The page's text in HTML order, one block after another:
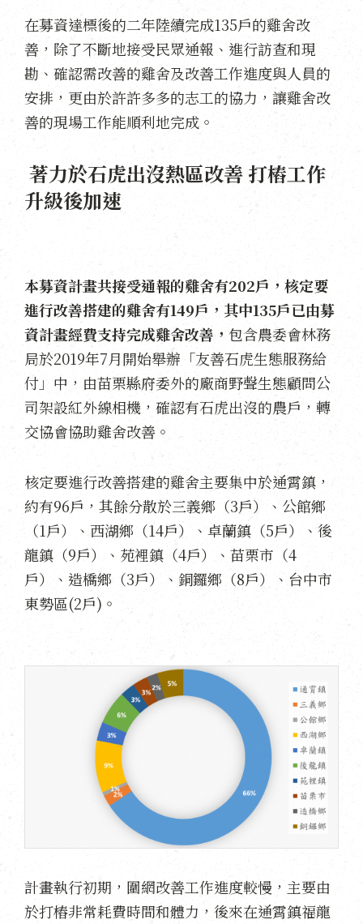
在募資達標後的二年陸續完成135戶的雞舍改
善，除了不斷地接受民眾通報、進行訪查和現
勘、確認需改善的雞舍及改善工作進度與人員的
安排，更由於許許多多的志工的協力，讓雞舍改
善的現場工作能順利地完成。
著力於石虎出沒熱區改善 打樁工作
升級後加速
本募資計畫共接受通報的雞舍有202戶，核定要
進行改善搭建的雞舍有149戶，其中135戶已由募
資計畫經費支持完成雞舍改善， 包含農委會林務
局於2019年7月開始舉辦「友善石虎生態服務給
付」中，由苗栗縣府委外的廠商野聲生態顧問公
司架設紅外線相機，確認有石虎出沒的農戶，轉
交協會協助雞舍改善。
核定要進行改善搭建的雞舍主要集中於通霄鎮，
約有96戶，其餘分散於三義鄉（3戶）、公館鄉
（1戶）、西湖鄉（14戶）、卓蘭鎮（5戶）、後
龍鎮（9戶）、苑裡鎮（4戶）、苗栗市（4
戶）、造橋鄉（3戶）、銅鑼鄉（8戶）、台中市
東勢區(2戶)。
計畫執行初期，圍網改善工作進度較慢，主要由
於打樁非常耗費時間和體力，後來在通霄鎮福龍